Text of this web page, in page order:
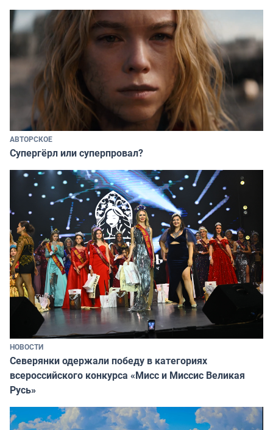
АВТОРСКОЕ
Супергёрл или суперпровал?
НОВОСТИ
Северянки одержали победу в категориях
всероссийского конкурса «Мисс и Миссис Великая
Русь»